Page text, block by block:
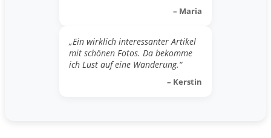
– Maria
„Ein wirklich interessanter Artikel
mit schönen Fotos. Da bekomme
ich Lust auf eine Wanderung.“
– Kerstin